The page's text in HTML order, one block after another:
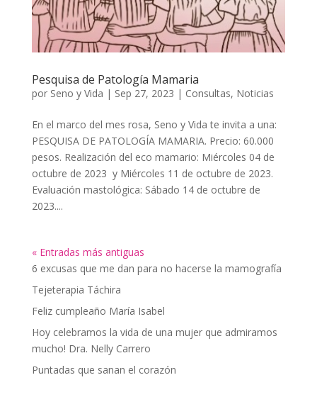
Pesquisa de Patología Mamaria
por Seno y Vida | Sep 27, 2023 | Consultas, Noticias
En el marco del mes rosa, Seno y Vida te invita a una:
PESQUISA DE PATOLOGÍA MAMARIA. Precio: 60.000
pesos. Realización del eco mamario: Miércoles 04 de
octubre de 2023 y Miércoles 11 de octubre de 2023.
Evaluación mastológica: Sábado 14 de octubre de
2023....
« Entradas más antiguas
6 excusas que me dan para no hacerse la mamografía
Tejeterapia Táchira
Feliz cumpleaño María Isabel
Hoy celebramos la vida de una mujer que admiramos
mucho! Dra. Nelly Carrero
Puntadas que sanan el corazón